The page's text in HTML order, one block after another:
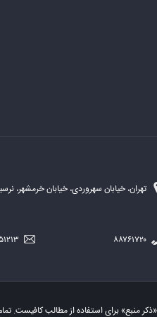
تهران، خیابان سهروردی، خیابان خرمشهر،
«ذکر منبع» برای استفاده از مطالب کافیست.